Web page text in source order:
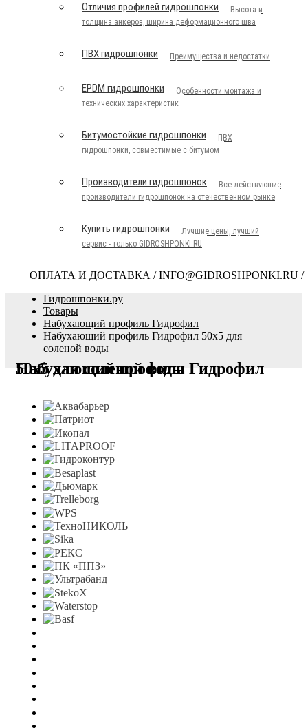
Отличия профилей гидрошпонки
Высота и
толщина анкеров, ширина деформационного шва
ПВХ гидрошпонки Преимущества и недостатки
EPDM гидрошпонки
Особенности монтажа и
технических характеристик
Битумостойкие гидрошпонки
ПВХ
гидрошпонки, совместимые с битумом
Производители гидрошпонок
Все действующие
производители гидрошпонок на отечественном рынке
Купить гидрошпонки
Лучшие цены, лучший
сервис - только GIDROSHPONKI.RU
ОПЛАТА И ДОСТАВКА /INFO@GIDROSHPONKI.RU /
Гидрошпонки.ру
Товары
Набухающий профиль Гидрофил
Набухающий профиль Гидрофил 50х5 для
соленой воды
Набухающий профиль Гидрофил 50х5 для соленой воды